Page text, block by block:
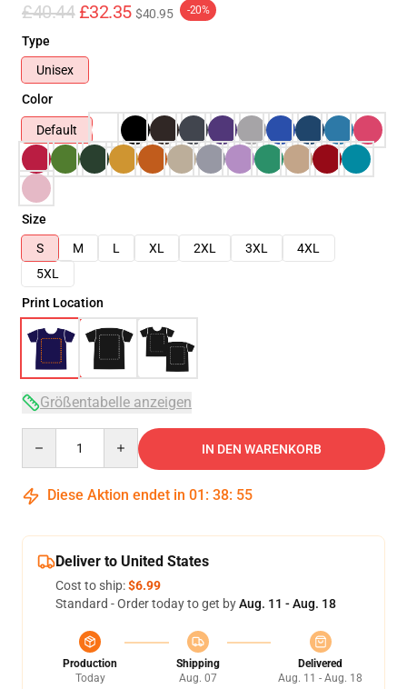
£40.44 £32.35 $40.95 -20%
Type
Unisex
Color
Default
Size
S
M L XL 2XL 3XL
4XL
5XL
Print Location
Größentabelle anzeigen
IN DEN WARENKORB
Diese Aktion endet in 01 : 38: 54
Deliver to United States
Cost to ship:$6.99
Standard - Order today to get byAug. 11 - Aug. 18
Production
Today
Shipping
Aug. 07
Delivered
Aug. 11 - Aug. 18